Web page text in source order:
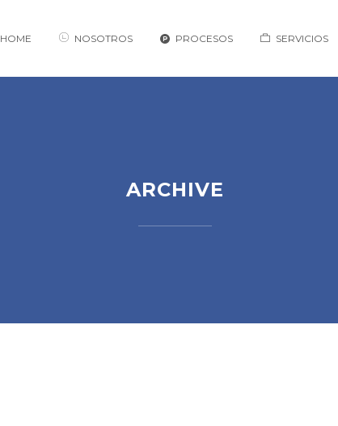
HOME NOSOTROS PROCESOS SERVICIOS
ARCHIVE